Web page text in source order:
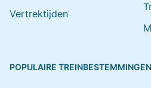
Vertrektijden
POPULAIRE TREINBESTEMMINGEN